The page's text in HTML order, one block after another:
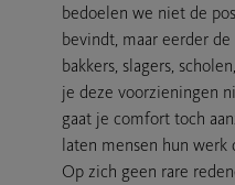
bedoelen we niet de
bevindt, maar eerder
bakkers, slagers,
je deze voorzieningen
gaat je comfort toch
laten mensen hun
Op zich geen rare